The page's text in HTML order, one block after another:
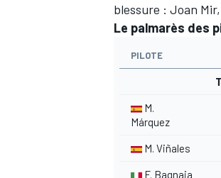
blessure : Joan
Le palmarès des
PILOTE
M.
Márquez
M. Viñales
F. Bagnaia